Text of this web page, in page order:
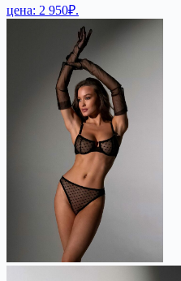
цена: 2 950₽.